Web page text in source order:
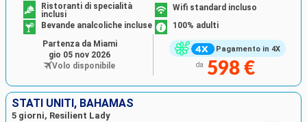
Pagamento in 4X
Ristoranti di specialità
inclusi
Wifi standard incluso
Bevande analcoliche incluse
100% adulti
da 598 €
Partenza da Miami
gio 05 nov 2026
Volo disponibile
STATI UNITI, BAHAMAS
5 giorni, Resilient Lady